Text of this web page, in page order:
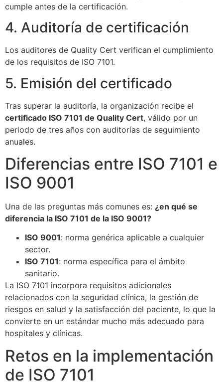
cumple antes de la certificación.
4. Auditoría de certificación
Los auditores de Quality Cert verifican el cumplimiento
de los requisitos de ISO 7101.
5. Emisión del certificado
Tras superar la auditoría, la organización recibe el
certificado ISO 7101 de Quality Cert, válido por un
periodo de tres años con auditorías de seguimiento
anuales.
Diferencias entre ISO 7101 e
ISO 9001
Una de las preguntas más comunes es: ¿en qué se
diferencia la ISO 7101 de la ISO 9001?
ISO 9001: norma genérica aplicable a cualquier
sector.
ISO 7101: norma específica para el ámbito
sanitario.
La ISO 7101 incorpora requisitos adicionales
relacionados con la seguridad clínica, la gestión de
riesgos en salud y la satisfacción del paciente, lo que la
convierte en un estándar mucho más adecuado para
hospitales y clínicas.
Retos en la implementación
de ISO 7101